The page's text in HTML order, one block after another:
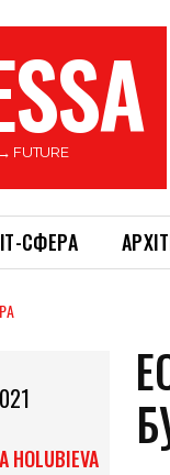
ІТ-СФЕРА
HOLUBIEVA